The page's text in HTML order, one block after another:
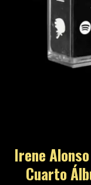
Irene
Cuarto